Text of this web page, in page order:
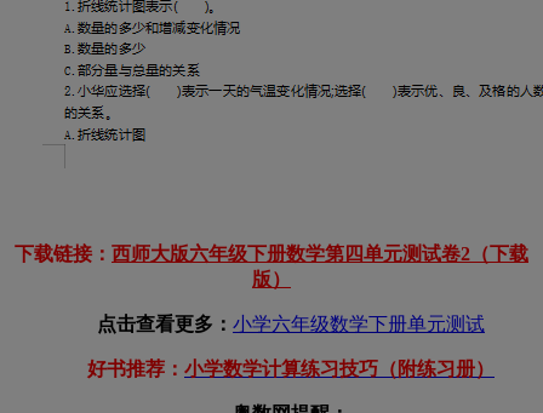
下载链接： 西师大版六年级下册数学第四单元测试卷2 （下载
版）
点击查看更多： 小学六年级数学下册单元测试
好书推荐： 小学数学计算练习技巧（附练习册）